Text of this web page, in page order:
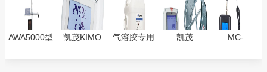
AWA5000型
凯茂KIMO
气溶胶专用
凯茂
MC-